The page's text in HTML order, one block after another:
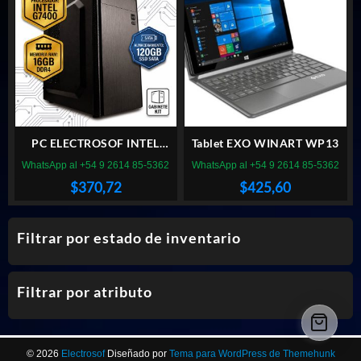
Filtrar por estado de inventario
Filtrar por atributo
$92,95.$89,59.
PC ELECTROSOF INTEL
G7400 /RAM DDR4 16GB
/GABINETE KIT
$370,72
WhatsApp al +54 9 2614 85-5362
Tablet EXO WINART WP13
$425,60
WhatsApp al +54 9 2614 85-5362
© 2026 Electrosof Diseñado por Tema para WordPress de Themehunk